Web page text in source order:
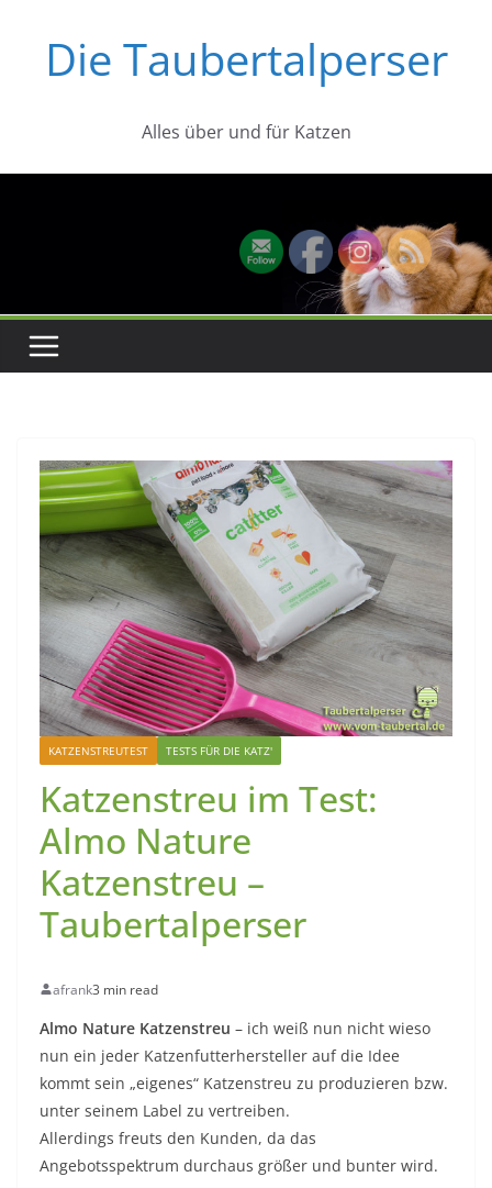
springenDie Taubertalperser
Alles über und für Katzen
KATZENSTREUTEST TESTS FÜR DIE KATZ'
Katzenstreu im Test:
Almo Nature
Katzenstreu –
Taubertalperser
afrank3 min read
Almo Nature Katzenstreu – ich weiß nun nicht wieso
nun ein jeder Katzenfutterhersteller auf die Idee
kommt sein „eigenes“ Katzenstreu zu produzieren bzw.
unter seinem Label zu vertreiben.
Allerdings freuts den Kunden, da das
Angebotsspektrum durchaus größer und bunter wird.